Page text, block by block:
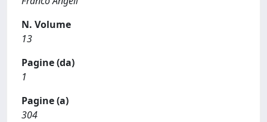
N. Volume
13
Pagine (da)
1
Pagine (a)
304